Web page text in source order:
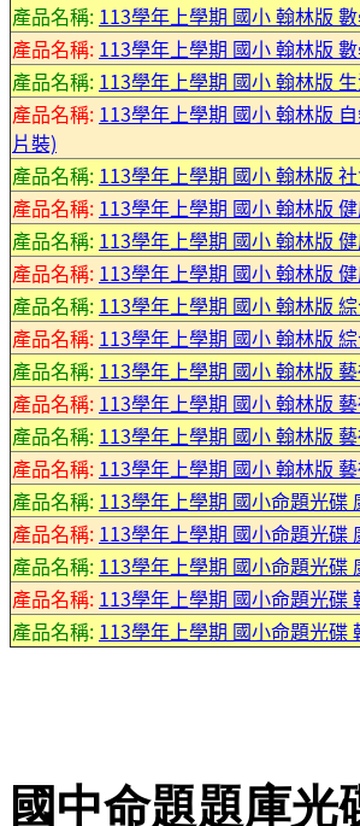
產品名稱: 113學年上學期 國小 翰林版
產品名稱: 113學年上學期 國小 翰林版
產品名稱: 113學年上學期 國小 翰林版
產品名稱: 113學年上學期 國小 翰林版
片裝)
產品名稱: 113學年上學期 國小 翰林版
產品名稱: 113學年上學期 國小 翰林版
產品名稱: 113學年上學期 國小 翰林版
產品名稱: 113學年上學期 國小 翰林版
產品名稱: 113學年上學期 國小 翰林版
產品名稱: 113學年上學期 國小 翰林版
產品名稱: 113學年上學期 國小 翰林版
產品名稱: 113學年上學期 國小 翰林版
產品名稱: 113學年上學期 國小 翰林版
產品名稱: 113學年上學期 國小 翰林版
產品名稱: 113學年上學期 國小命題光
產品名稱: 113學年上學期 國小命題光
產品名稱: 113學年上學期 國小命題光碟
產品名稱: 113學年上學期 國小命題光
產品名稱: 113學年上學期 國小命題光碟
國中命題題庫光